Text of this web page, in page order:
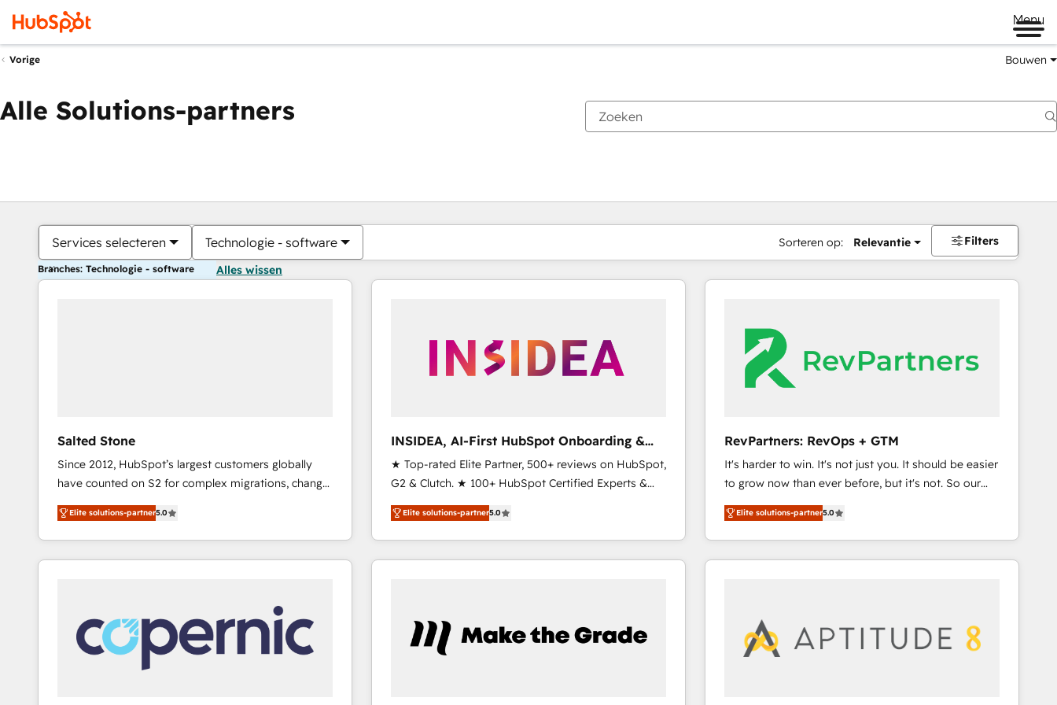
Menu
Vorige Bouwen
Alle Solutions-partners
Services selecteren Technologie - software Sorteren op: Relevantie Filters
Branches: Technologie - software Alles wissen
Salted Stone
Since 2012, HubSpot’s largest customers globally
have counted on S2 for complex migrations, change
management, systems integration, and creative
solutions that deliver measurable impact and
transform brand experiences As one of the few full-
service creative agencies in the HubSpot
regionalized HubSpot websites, integrated
marketing campaigns, & RevOps frameworks that
fuel long-term success We connect the entire
customer lifecycle through seamless integrations,
Elite solutions-partner5.0
INSIDEA, AI-First HubSpot Onboarding &
RevOps
★ Top-rated Elite Partner, 500+ reviews on HubSpot,
G2 & Clutch. ★ 100+ HubSpot Certified Experts &
Trainers across the team ★ 1,500+ implementations
across five continents ★ AI-First, RevOps-led,
Onboarding obsessed ★ Company of the Year
2024/25 INSIDEA helps growing companies turn
your time zone. What we do ➤ Onboarding: Live in
weeks, with workflows built around your business,
Elite solutions-partner5.0
RevPartners: RevOps + GTM
It's harder to win. It's not just you. It should be easier
to grow now than ever before, but it's not. So our
focus is serving you, the person responsible for the
revenue number. We do that by bridging the gap
where agencies fail: combining GTM strategy with
technical execution to solve the right problem at the
Different Because We're Built Different: - Secure:
Soc2 compliant 🛡️ - Onboarding: Implementations
Elite solutions-partner5.0
Je bent momenteel opPagina
PaginaPaginaPaginaPaginaPaginaPaginaPaginaPaginaPaginaPagina